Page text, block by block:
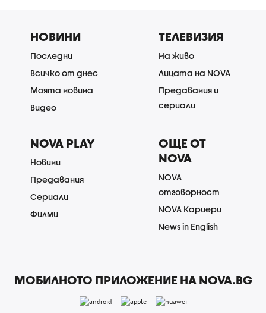
НОВИНИ
Последни
Всичко от днес
Моята новина
Видео
ТЕЛЕВИЗИЯ
На живо
Лицата на NOVA
Предавания и
сериали
NOVA PLAY
Новини
Предавания
Сериали
Филми
ОЩЕ ОТ
NOVA
NOVA
отговорност
NOVA Кариери
News in English
МОБИЛНОТО ПРИЛОЖЕНИЕ НА NOVA.BG